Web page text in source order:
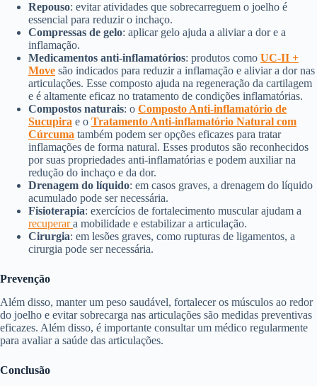
Repouso: evitar atividades que sobrecarreguem o joelho é
essencial para reduzir o inchaço.
Compressas de gelo: aplicar gelo ajuda a aliviar a dor e a
inflamação.
Medicamentos anti-inflamatórios: produtos como UC-II +
Move são indicados para reduzir a inflamação e aliviar a dor nas
articulações. Esse composto ajuda na regeneração da cartilagem
e é altamente eficaz no tratamento de condições inflamatórias.
Compostos naturais: o Composto Anti-inflamatório de
Sucupira e o Tratamento Anti-inflamatório Natural com
Cúrcuma também podem ser opções eficazes para tratar
inflamações de forma natural. Esses produtos são reconhecidos
por suas propriedades anti-inflamatórias e podem auxiliar na
redução do inchaço e da dor.
Drenagem do líquido: em casos graves, a drenagem do líquido
acumulado pode ser necessária.
Fisioterapia: exercícios de fortalecimento muscular ajudam a
recuperara mobilidade e estabilizar a articulação.
Cirurgia: em lesões graves, como rupturas de ligamentos, a
cirurgia pode ser necessária.
Prevenção
Além disso, manter um peso saudável, fortalecer os músculos ao redor
do joelho e evitar sobrecarga nas articulações são medidas preventivas
eficazes. Além disso, é importante consultar um médico regularmente
para avaliar a saúde das articulações.
Conclusão